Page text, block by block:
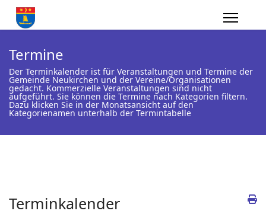
Termine
Der Terminkalender ist für Veranstaltungen und Termine der
Gemeinde Neukirchen und der Vereine/Organisationen
gedacht. Kommerzielle Veranstaltungen sind nicht
aufgeführt. Sie können die Termine nach Kategorien filtern.
Dazu klicken Sie in der Monatsansicht auf den
Kategorienamen unterhalb der Termintabelle
Terminkalender